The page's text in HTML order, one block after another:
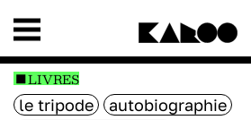
LIVRES
le tripode
autobiographie